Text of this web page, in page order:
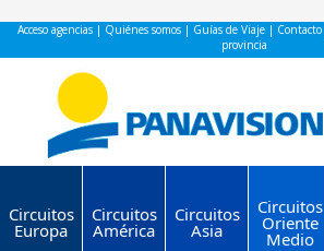
Acceso agencias | Quiénes somos | Guías de Viaje | Contacto
provincia
Circuitos
Europa
Circuitos
América
Circuitos
Asia
Circuitos
Oriente
Medio